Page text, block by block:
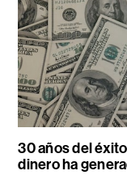
30 años del
dinero ha